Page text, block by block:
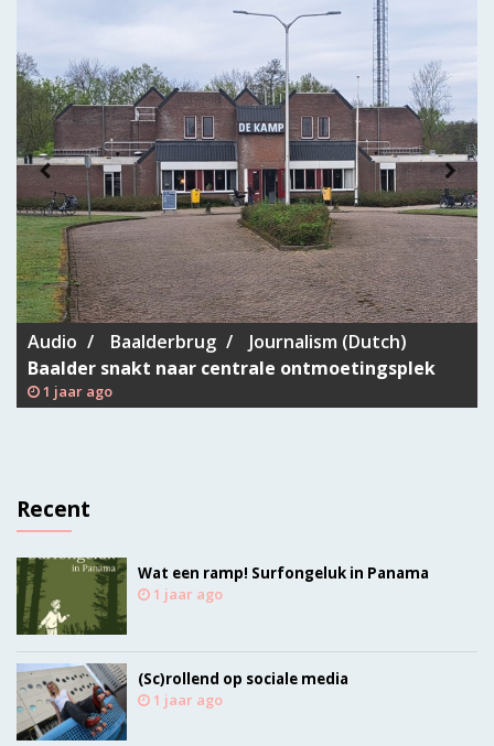
Audio Baalderbrug
Journalism (Dutch)
Baalder snakt naar centrale ontmoetingsplek
1 jaar ago
Recent
Wat een ramp! Surfongeluk in Panama
1 jaar ago
(Sc)rollend op sociale media
1 jaar ago